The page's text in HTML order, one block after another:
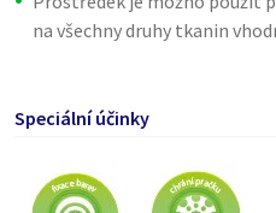
na všechny druhy tkanin
Speciální účinky